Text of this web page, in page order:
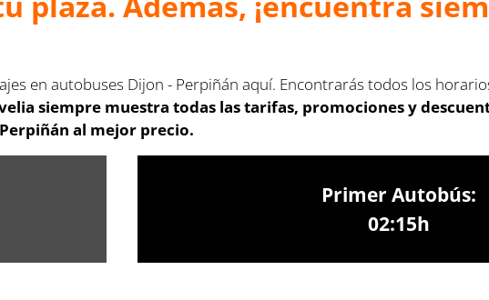
en autobuses Dijon - Perpiñán aquí. Encontrarás todos los
siempre muestra todas las tarifas, promociones y
al mejor precio.
Primer Autobús:
02:15h